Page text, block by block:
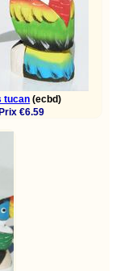
tucan (ecbd)
€6.59